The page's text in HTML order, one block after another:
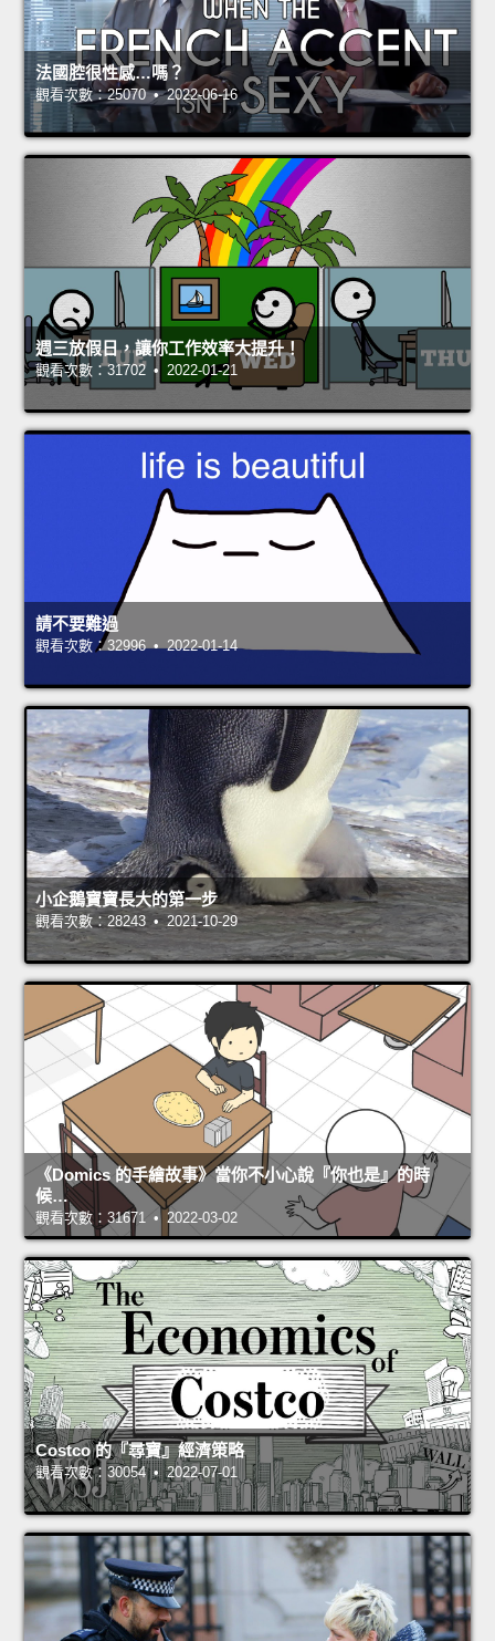
法國腔很性感…嗎？
觀看次數：25070 • 2022-06-16
週三放假日，讓你工作效率大提升！
觀看次數：31702 • 2022-01-21
請不要難過
觀看次數：32996 • 2022-01-14
小企鵝寶寶長大的第一步
觀看次數：28243 • 2021-10-29
《Domics 的手繪故事》當你不小心說『你也是』的時
候…
觀看次數：31671 • 2022-03-02
Costco 的『尋寶』經濟策略
觀看次數：30054 • 2022-07-01